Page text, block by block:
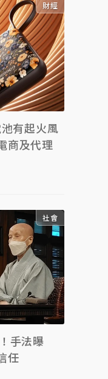
財經
有起火風
商及代理
社會
手法曝
任